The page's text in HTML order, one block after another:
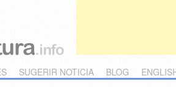
SUGERIR NOTICIA BLOG